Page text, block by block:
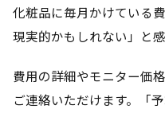
化粧品に毎月かけている
現実的かもしれない」と
費用の詳細やモニター価
ご連絡いただけます。「